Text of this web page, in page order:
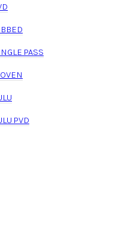
PASS
PVD